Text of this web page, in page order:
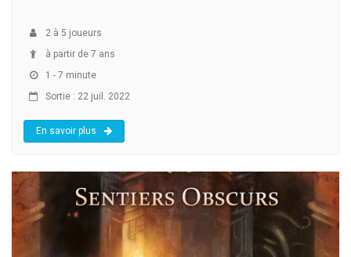
2 à 5 joueurs
à partir de 7 ans
1 - 7 minute
Sortie : 22 juil. 2022
En savoir plus